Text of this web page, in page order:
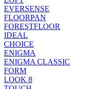
EVERSENSE
FLOORPAN
FORESTFLOOR
IDEAL
CHOICE
ENIGMA
ENIGMA CLASSIC
FORM
LOOK 8